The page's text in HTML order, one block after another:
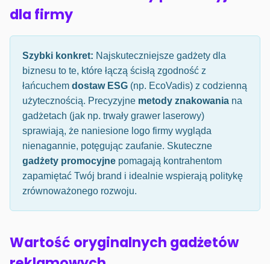
dla firmy
Szybki konkret: Najskuteczniejsze gadżety dla
biznesu to te, które łączą ścisłą zgodność z
łańcuchem dostaw ESG (np. EcoVadis) z codzienną
użytecznością. Precyzyjne metody znakowania na
gadżetach (jak np. trwały grawer laserowy)
sprawiają, że naniesione logo firmy wygląda
nienagannie, potęgując zaufanie. Skuteczne
gadżety promocyjne pomagają kontrahentom
zapamiętać Twój brand i idealnie wspierają politykę
zrównoważonego rozwoju.
Wartość oryginalnych gadżetów